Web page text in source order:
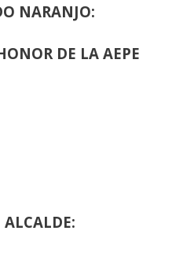
NARANJO:
DE LA AEPE
ALCALDE: